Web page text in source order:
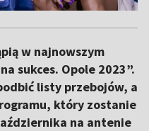
w najnowszym
sukces. Opole 2023”.
listy przebojów, a
który zostanie
na antenie